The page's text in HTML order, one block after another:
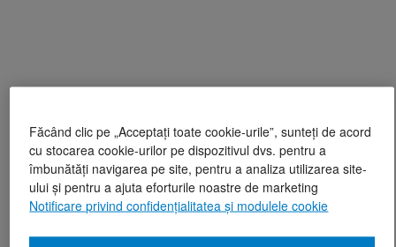
Făcând clic pe „Acceptați toate cookie-urile”, sunteți de acord
cu stocarea cookie-urilor pe dispozitivul dvs. pentru a
îmbunătăți navigarea pe site, pentru a analiza utilizarea site-
ului și pentru a ajuta eforturile noastre de marketing
Notificare privind confidențialitatea și modulele cookie